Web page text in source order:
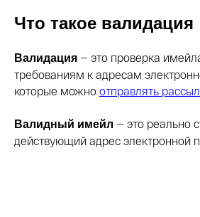
Что такое валидация
Валидация — это проверка
требованиям к адресам
которые можно отправлять
Валидный имейл — это реально
действующий адрес электронной